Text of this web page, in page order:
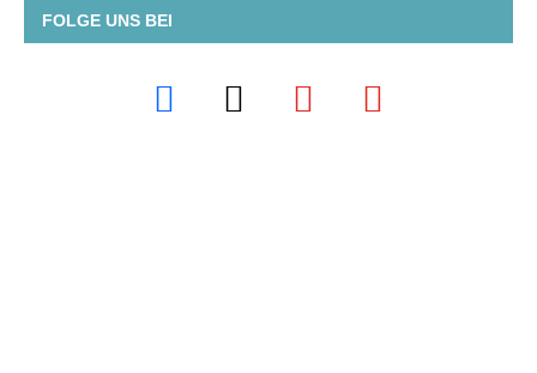
FOLGE UNS BEI